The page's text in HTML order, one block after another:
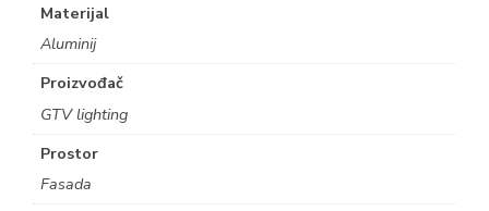
Materijal
Aluminij
Proizvođač
GTV lighting
Prostor
Fasada